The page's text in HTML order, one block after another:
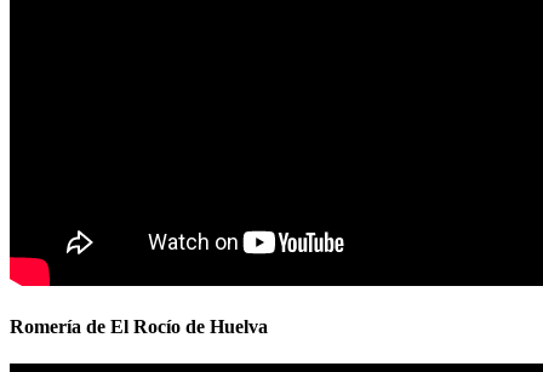
Romería de El Rocío de Huelva